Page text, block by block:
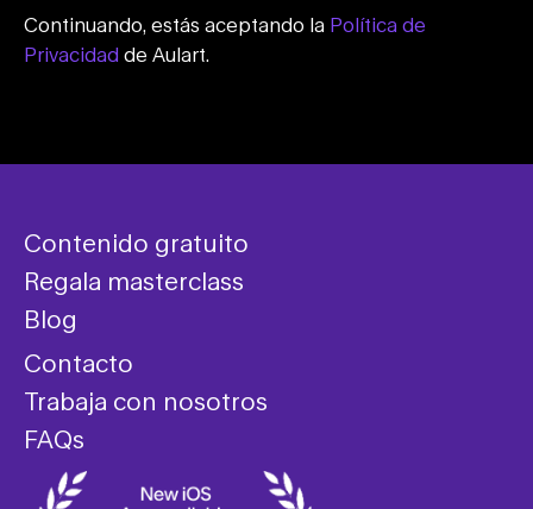
Continuando, estás aceptando la Política de
Privacidad de Aulart.
Contenido gratuito
Regala masterclass
Blog
Contacto
Trabaja con nosotros
FAQs